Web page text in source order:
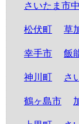
さいたま市
松伏町 草
幸手市 飯
神川町 さ
鶴ヶ島市